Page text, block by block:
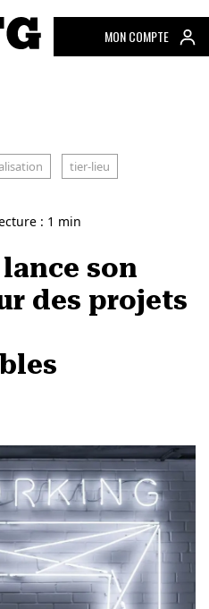
MON COMPTE
tier-lieu
: 1 min
son
des projets